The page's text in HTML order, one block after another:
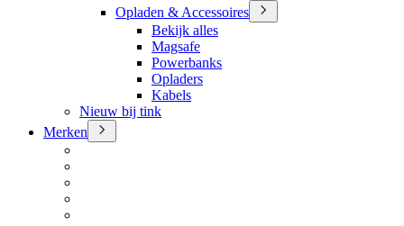
Opladen & Accessoires
Bekijk alles
Magsafe
Powerbanks
Opladers
Kabels
Nieuw bij tink
Merken